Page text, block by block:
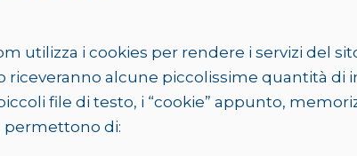
utilizza i cookies per rendere i servizi del
riceveranno alcune piccolissime quantità di
file di testo, i “cookie” appunto,
permettono di: